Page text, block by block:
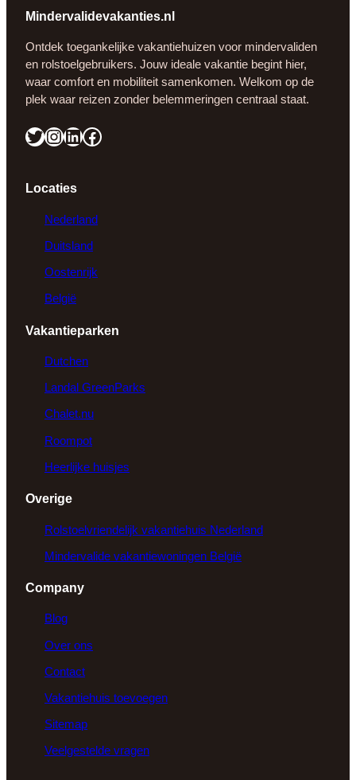
Mindervalidevakanties.nl
Ontdek toegankelijke vakantiehuizen voor mindervaliden
en rolstoelgebruikers. Jouw ideale vakantie begint hier,
waar comfort en mobiliteit samenkomen. Welkom op de
plek waar reizen zonder belemmeringen centraal staat.
Twitter InstagramLinkedIn Facebook
Locaties
Nederland
Duitsland
Oostenrijk
België
Vakantieparken
Dutchen
Landal GreenParks
Chalet.nu
Roompot
Heerlijke huisjes
Overige
Rolstoelvriendelijk vakantiehuis Nederland
Mindervalide vakantiewoningen België
Company
Blog
Over ons
Contact
Vakantiehuis toevoegen
Sitemap
Veelgestelde vragen